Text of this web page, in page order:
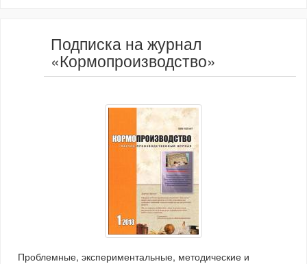
Подписка на журнал
«Кормопроизводство»
Проблемные, экспериментальные, методические и